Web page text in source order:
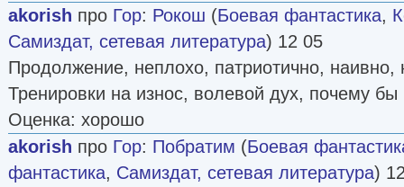
akorish про Гор: Рокош (Боевая фантастика,
Самиздат, сетевая литература) 12 05
Продолжение, неплохо, патриотично, наивно,
Тренировки на износ, волевой дух, почему бы
Оценка: хорошо
akorish про Гор: Побратим (Боевая
фантастика, Самиздат, сетевая литература)